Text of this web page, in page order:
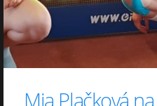
Mia Plačková